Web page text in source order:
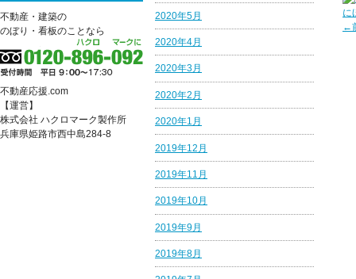
に
←
2020年5月
2020年4月
2020年3月
2020年2月
2020年1月
2019年12月
2019年11月
2019年10月
2019年9月
2019年8月
不動産・建築の
のぼり・看板のことなら
不動産応援.com
【運営】
株式会社 ハクロマーク製作所
兵庫県姫路市西中島284-8